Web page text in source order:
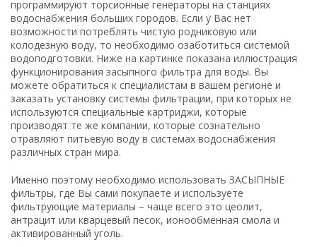
программируют торсионные генераторы на станциях
водоснабжения больших городов. Если у Вас нет
возможности потреблять чистую родниковую или
колодезную воду, то необходимо озаботиться системой
водоподготовки. Ниже на картинке показана иллюстрация
функционирования засыпного фильтра для воды. Вы
можете обратиться к специалистам в вашем регионе и
заказать установку системы фильтрации, при которых не
используются специальные картриджи, которые
производят те же компании, которые сознательно
отравляют питьевую воду в системах водоснабжения
различных стран мира.
Именно поэтому необходимо использовать ЗАСЫПНЫЕ
фильтры, где Вы сами покупаете и используете
фильтрующие материалы – чаще всего это цеолит,
антрацит или кварцевый песок, ионообменная смола и
активированный уголь.